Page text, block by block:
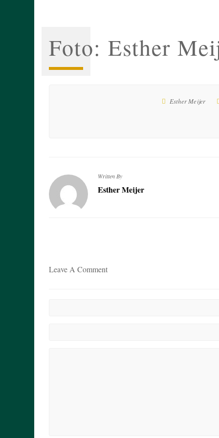
Foto: Esther
Esther Meijer
Written By
Esther Meijer
Leave A Comment